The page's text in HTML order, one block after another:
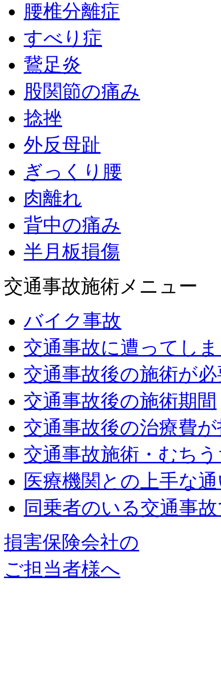
腰椎分離症
すべり症
鵞足炎
股関節の痛み
捻挫
外反母趾
ぎっくり腰
肉離れ
背中の痛み
半月板損傷
交通事故施術メニュー
バイク事故
交通事故に遭ってし
交通事故後の施術が
交通事故後の施術期間
交通事故後の治療費
交通事故施術・むち
医療機関との上手な
同乗者のいる交通事
損害保険会社の
ご担当者様へ